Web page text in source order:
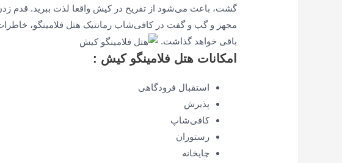
گشت، باعث می‌شود از تفریح در کیش واقعا لذت ببرید. قدم
مجهز و گپ و گفت در کافی‌شاپ رمانتیک هتل فلامینگو،
باقی خواهد گذاشت.
امکانات هتل فلامینگو کیش :
استقبال فرودگاهی
پذیرش
کافی‌شاپ
رستوران
چایخانه